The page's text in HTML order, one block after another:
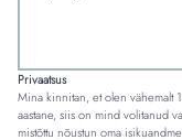
Privaatsus
Mina kinnitan, et olen vähemalt
aastane, siis on mind volitanud